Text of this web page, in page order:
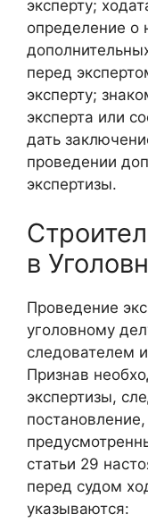
эксперту;
определение о
перед
эксперту;
эксперта или
дать
проведении
экспертизы.
в
Проведение
уголовному
следователем
Признав
экспертизы,
статьи 29
перед судом
указываются: